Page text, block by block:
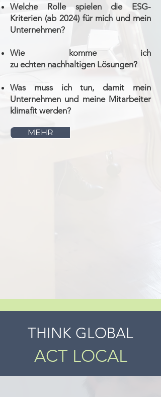
Welche Rolle spielen die ESG-
Kriterien (ab 2024) für mich und mein
Unternehmen?
Wie komme ich
zu echten nachhaltigen Lösungen?
Was muss ich tun, damit mein
Unternehmen und meine Mitarbeiter
klimafit werden?
MEHR
THINK GLOBAL
ACT LOCAL